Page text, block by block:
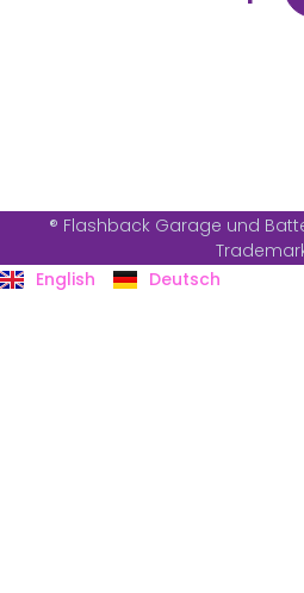
® Flashback Garage und
English
Deutsch